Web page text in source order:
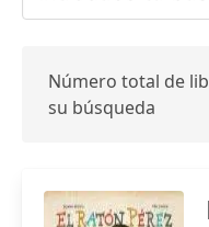
Número total de
su búsqueda